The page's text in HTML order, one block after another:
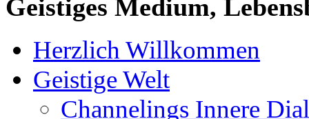
Geistiges Medium,
Herzlich Willkommen
Geistige Welt
Channelings Innere